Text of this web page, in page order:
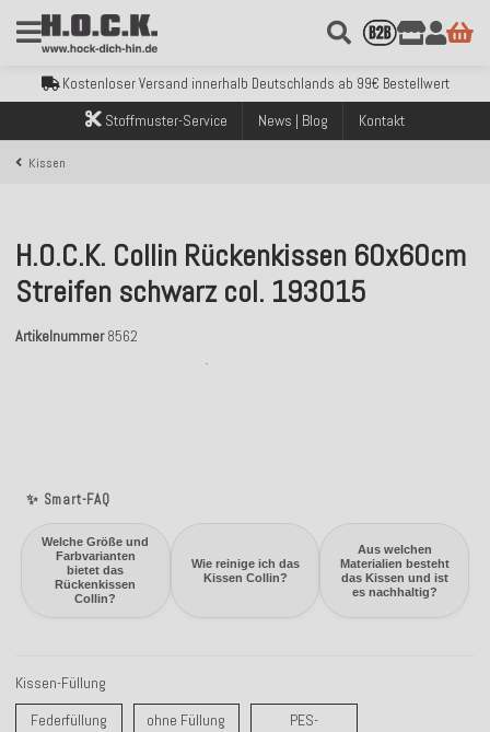
Kostenloser Versand innerhalb Deutschlands ab 99€ Bestellwert
Über 120.000 erfolgreich versendete Bestellungen
Kostenloser Versand innerhalb Deutschlands ab 99€ Bestellwert
Über 120.000 erfolgreich versendete Bestellungen
Sicher bezahlen mit Klarna, PayPal & Amazon Pay
Kostenloser Versand innerhalb Deutschlands ab 99€ Bestellwert
Stoffmuster-Service News | Blog Kontakt
Kissen
✨ Smart-FAQ
Welche Größe und
Farbvarianten
bietet das
Rückenkissen
Collin?
Wie reinige ich das
Kissen Collin?
Aus welchen
Materialien besteht
das Kissen und ist
es nachhaltig?
H.O.C.K. Collin Rückenkissen 60x60cm
Streifen schwarz col. 193015
Artikelnummer 8562
Kissen-Füllung
FederfüllungFederfüllungohne Füllung ohne FüllungPES-